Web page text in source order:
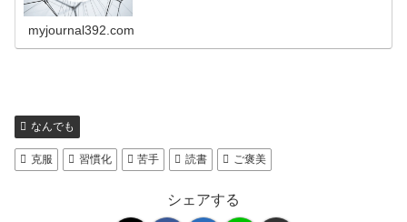
myjournal392.com
なんでも
克服 習慣化 苦手 読書 ご褒美
シェアする